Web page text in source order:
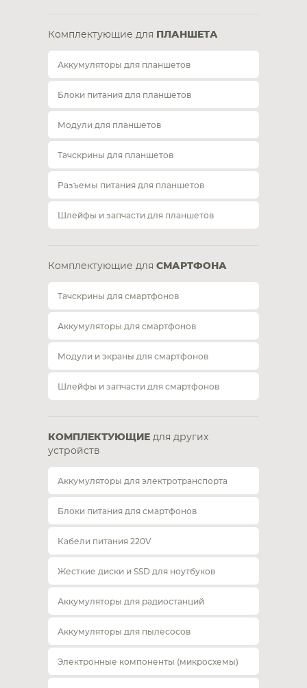
Комплектующие для ПЛАНШЕТА
Аккумуляторы для планшетов
Блоки питания для планшетов
Модули для планшетов
Тачскрины для планшетов
Разъемы питания для планшетов
Шлейфы и запчасти для планшетов
Комплектующие для СМАРТФОНА
Тачскрины для смартфонов
Аккумуляторы для смартфонов
Модули и экраны для смартфонов
Шлейфы и запчасти для смартфонов
КОМПЛЕКТУЮЩИЕ для других
устройств
Аккумуляторы для электротранспорта
Блоки питания для смартфонов
Кабели питания 220V
Жесткие диски и SSD для ноутбуков
Аккумуляторы для радиостанций
Аккумуляторы для пылесосов
Электронные компоненты (микросхемы)